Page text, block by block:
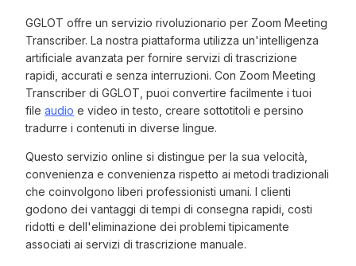
GGLOT offre un servizio rivoluzionario per Zoom Meeting
Transcriber. La nostra piattaforma utilizza un'intelligenza
artificiale avanzata per fornire servizi di trascrizione
rapidi, accurati e senza interruzioni. Con Zoom Meeting
Transcriber di GGLOT, puoi convertire facilmente i tuoi
fileaudio e video in testo, creare sottotitoli e persino
tradurre i contenuti in diverse lingue.
Questo servizio online si distingue per la sua velocità,
convenienza e convenienza rispetto ai metodi tradizionali
che coinvolgono liberi professionisti umani. I clienti
godono dei vantaggi di tempi di consegna rapidi, costi
ridotti e dell'eliminazione dei problemi tipicamente
associati ai servizi di trascrizione manuale.